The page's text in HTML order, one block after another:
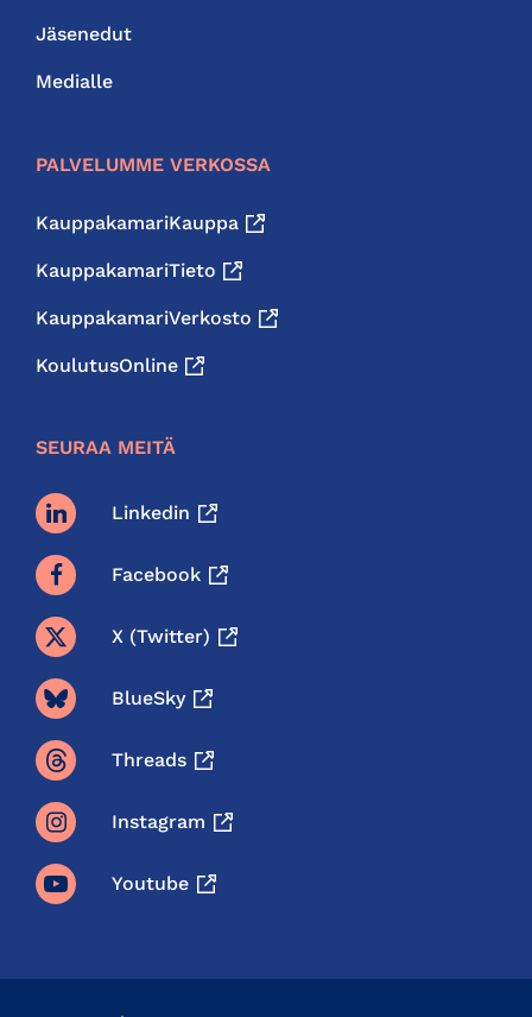
Jäsenedut
Medialle
PALVELUMME VERKOSSA
KauppakamariKauppa
KauppakamariTieto
KauppakamariVerkosto
KoulutusOnline
SEURAA MEITÄ
Linkedin
Facebook
X (twitter)
BlueSky
Threads
Instagram
Youtube